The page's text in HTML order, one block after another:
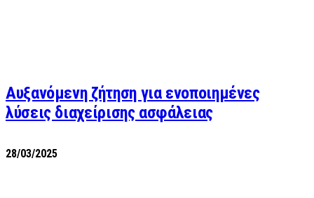
Αυξανόμενη ζήτηση για ενοποιημένες
λύσεις διαχείρισης ασφάλειας
28/03/2025